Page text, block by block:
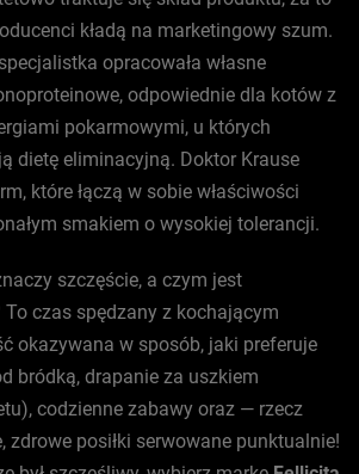
kładą na marketingowy szum.
opracowała własne
odpowiednie dla kotów z
pokarmowymi, u których
dietę eliminacyjną. Doktor Krause
które łączą w sobie właściwości
smakiem o wysokiej tolerancji.
szczęście, a czym jest
To czas spędzany z kochającym
okazywana w sposób, jaki preferuje
bródką, drapanie za uszkiem
codzienne zabawy oraz — rzecz
posiłki serwowane punktualnie!